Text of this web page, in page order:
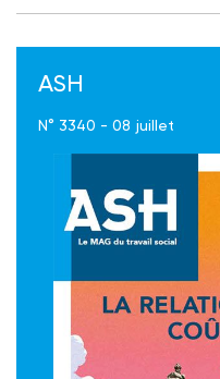
ASH
N° 3340 - 08 juillet